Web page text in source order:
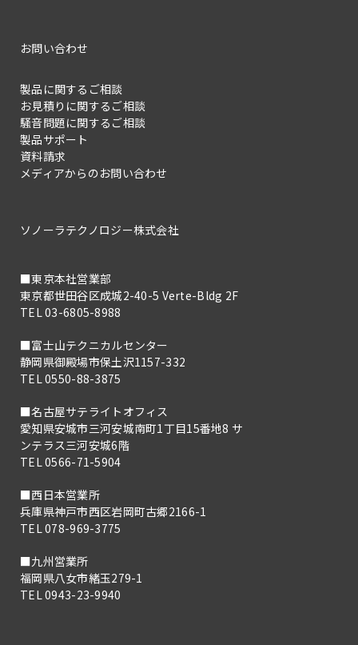
お問い合わせ
製品に関するご相談
お見積りに関するご相談
騒音問題に関するご相談
製品サポート
資料請求
メディアからのお問い合わせ
ソノーラテクノロジー株式会社
■東京本社営業部
東京都世田谷区成城2-40-5 Verte-Bldg 2F
TEL 03-6805-8988
■富士山テクニカルセンター
静岡県御殿場市保土沢1157-332
TEL 0550-88-3875
■名古屋サテライトオフィス
愛知県安城市三河安城南町1丁目15番地8 サ
ンテラス三河安城6階
TEL 0566-71-5904
■西日本営業所
兵庫県神戸市西区岩岡町古郷2166-1
TEL 078-969-3775
■九州営業所
福岡県八女市緒玉279-1
TEL 0943-23-9940